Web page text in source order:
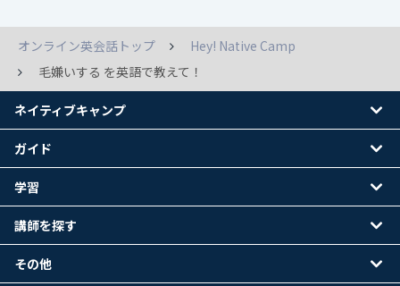
オンライン英会話トップ
Hey! Native Camp
毛嫌いする を英語で教えて！
ネイティブキャンプ
ガイド
学習
講師を探す
その他